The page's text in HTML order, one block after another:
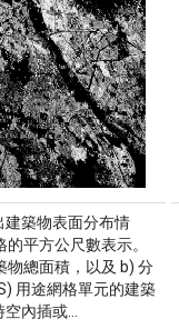
建築物表面分布情
平方公尺數表示。
物總面積，以及 b) 分
用途網格單元的建築
內插或…